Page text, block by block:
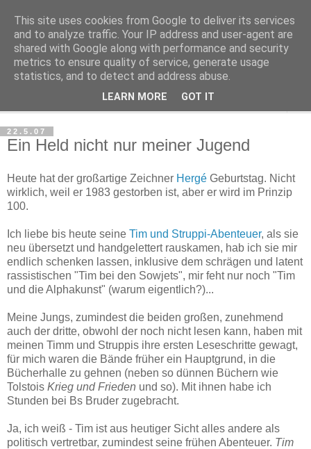
Haltungsturnen
Niveau sieht nur von unten aus wie Arroganz.
22.5.07
Ein Held nicht nur meiner Jugend
Heute hat der großartige Zeichner Hergé Geburtstag. Nicht
wirklich, weil er 1983 gestorben ist, aber er wird im Prinzip
100.
Ich liebe bis heute seine Tim und Struppi-Abenteuer, als sie
neu übersetzt und handgelettert rauskamen, hab ich sie mir
endlich schenken lassen, inklusive dem schrägen und latent
rassistischen "Tim bei den Sowjets", mir feht nur noch "Tim
und die Alphakunst" (warum eigentlich?)...
Meine Jungs, zumindest die beiden großen, zunehmend
auch der dritte, obwohl der noch nicht lesen kann, haben mit
meinen Timm und Struppis ihre ersten Leseschritte gewagt,
für mich waren die Bände früher ein Hauptgrund, in die
Bücherhalle zu gehnen (neben so dünnen Büchern wie
Tolstois Krieg und Frieden und so). Mit ihnen habe ich
Stunden bei Bs Bruder zugebracht.
Ja, ich weiß - Tim ist aus heutiger Sicht alles andere als
politisch vertretbar, zumindest seine frühen Abenteuer. Tim
This site uses cookies from Google to deliver its services
and to analyze traffic. Your IP address and user-agent are
shared with Google along with performance and security
metrics to ensure quality of service, generate usage
statistics, and to detect and address abuse.
LEARN MORE GOT IT